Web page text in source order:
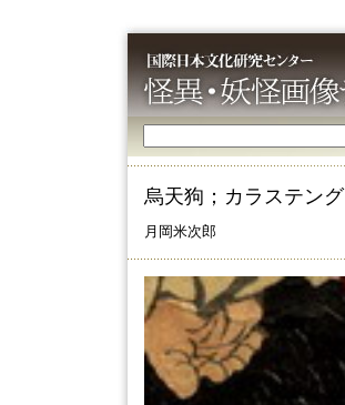
烏天狗；カラステング
月岡米次郎